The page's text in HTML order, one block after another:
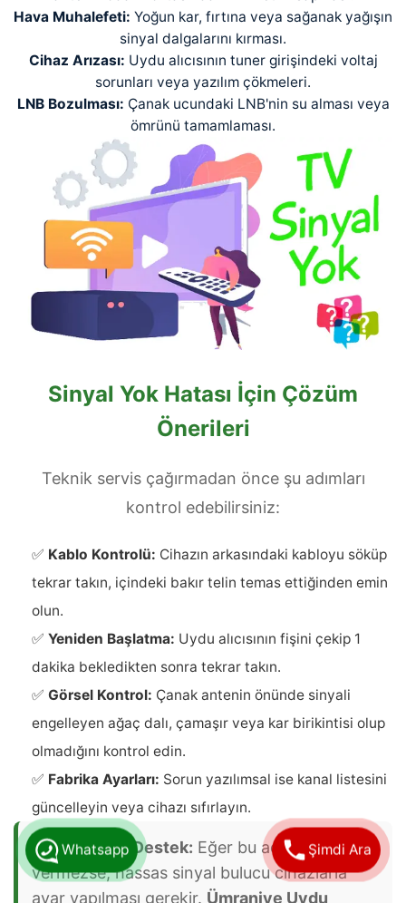
Hava Muhalefeti: Yoğun kar, fırtına veya sağanak yağışın
sinyal dalgalarını kırması.
Cihaz Arızası: Uydu alıcısının tuner girişindeki voltaj
sorunları veya yazılım çökmeleri.
LNB Bozulması: Çanak ucundaki LNB'nin su alması veya
ömrünü tamamlaması.
Sinyal Yok Hatası İçin Çözüm
Önerileri
Teknik servis çağırmadan önce şu adımları
kontrol edebilirsiniz:
✅ Kablo Kontrolü: Cihazın arkasındaki kabloyu söküp
tekrar takın, içindeki bakır telin temas ettiğinden emin
olun.
✅ Yeniden Başlatma: Uydu alıcısının fişini çekip 1
dakika bekledikten sonra tekrar takın.
✅ Görsel Kontrol: Çanak antenin önünde sinyali
engelleyen ağaç dalı, çamaşır veya kar birikintisi olup
olmadığını kontrol edin.
✅ Fabrika Ayarları: Sorun yazılımsal ise kanal listesini
güncelleyin veya cihazı sıfırlayın.
Profesyonel Destek: Eğer bu adımlar sonuç
vermezse, hassas sinyal bulucu cihazlarla
ayar yapılması gerekir. Ümraniye Uydu
Şimdi Ara
Whatsapp